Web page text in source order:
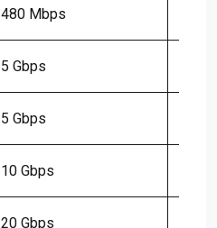
480 Mbps
5 Gbps
5 Gbps
10 Gbps
20 Gbps